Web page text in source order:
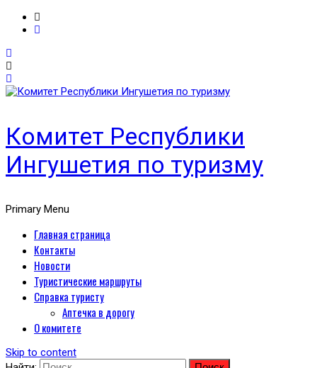
Комитет Республики
Ингушетия по туризму
Primary Menu
Главная страница
Контакты
Новости
Туристические маршруты
Справка туристу
Аптечка в дорогу
О комитете
Skip to content